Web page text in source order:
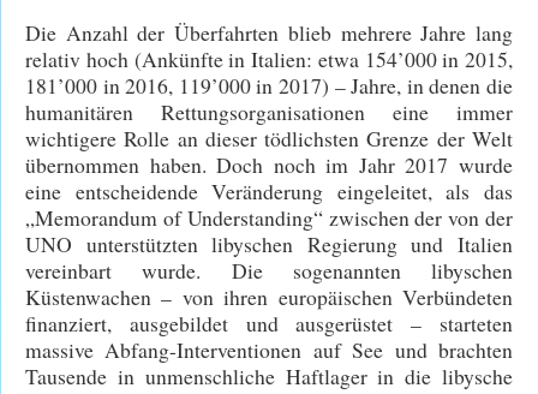
Die Anzahl der Überfahrten blieb mehrere Jahre lang
relativ hoch (Ankünfte in Italien: etwa 154’000 in 2015,
181’000 in 2016, 119’000 in 2017) – Jahre, in denen die
humanitären Rettungsorganisationen eine immer
wichtigere Rolle an dieser tödlichsten Grenze der Welt
übernommen haben. Doch noch im Jahr 2017 wurde
eine entscheidende Veränderung eingeleitet, als das
„Memorandum of Understanding“ zwischen der von der
UNO unterstützten libyschen Regierung und Italien
vereinbart wurde. Die sogenannten libyschen
Küstenwachen – von ihren europäischen Verbündeten
finanziert, ausgebildet und ausgerüstet – starteten
massive Abfang-Interventionen auf See und brachten
Tausende in unmenschliche Haftlager in die libysche